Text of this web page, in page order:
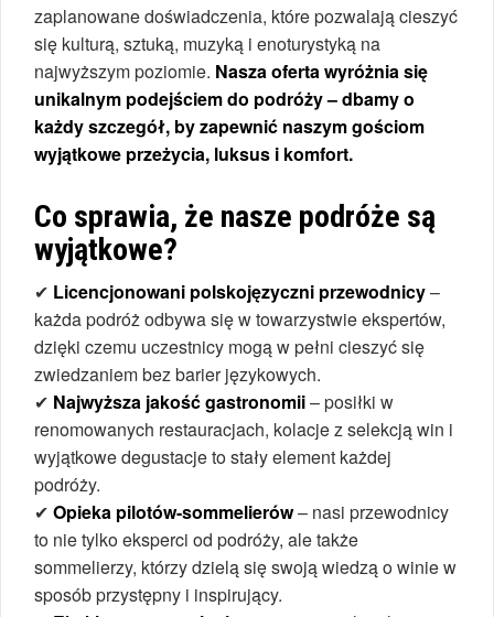
zaplanowane doświadczenia, które pozwalają cieszyć
się kulturą, sztuką, muzyką i enoturystyką na
najwyższym poziomie. Nasza oferta wyróżnia się
unikalnym podejściem do podróży – dbamy o
każdy szczegół, by zapewnić naszym gościom
wyjątkowe przeżycia, luksus i komfort.
Co sprawia, że nasze podróże są
wyjątkowe?
✔ Licencjonowani polskojęzyczni przewodnicy–
każda podróż odbywa się w towarzystwie ekspertów,
dzięki czemu uczestnicy mogą w pełni cieszyć się
zwiedzaniem bez barier językowych.
✔ Najwyższa jakość gastronomii– posiłki w
renomowanych restauracjach, kolacje z selekcją win i
wyjątkowe degustacje to stały element każdej
podróży.
✔ Opieka pilotów-sommelierów– nasi przewodnicy
to nie tylko eksperci od podróży, ale także
sommelierzy, którzy dzielą się swoją wiedzą o winie w
sposób przystępny i inspirujący.